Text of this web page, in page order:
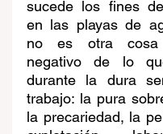
sucede los fines
en las playas de
no es otra
negativo de lo
durante la dura
trabajo: la pura
la precariedad, la